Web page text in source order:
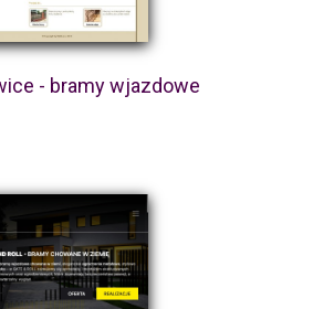
- bramy wjazdowe